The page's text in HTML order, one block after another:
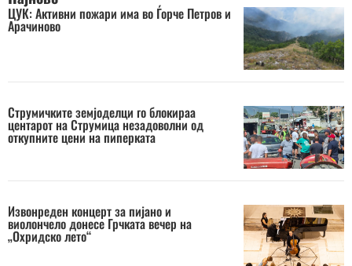
ЦУК: Активни пожари има во Ѓорче Петров и
Арачиново
Струмичките земјоделци го блокираа
центарот на Струмица незадоволни од
откупните цени на пиперката
Извонреден концерт за пијано и
виолончело донесе Грчката вечер на
„Охридско лето“